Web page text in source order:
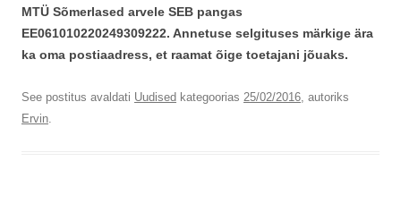
MTÜ Sõmerlased arvele SEB pangas
EE061010220249309222. Annetuse selgituses märkige ära
ka oma postiaadress, et raamat õige toetajani jõuaks.
See postitus avaldati Uudised kategoorias 25/02/2016, autoriks
Ervin.